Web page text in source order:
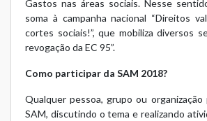
Gastos nas áreas sociais. Nesse
soma à campanha nacional “Direitos
cortes sociais!”, que mobiliza diversos
revogação da EC 95”.
Como participar da SAM 2018?
Qualquer pessoa, grupo ou
SAM, discutindo o tema e realizando